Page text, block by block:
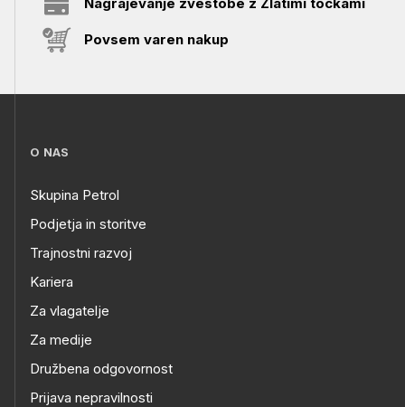
Povsem varen nakup
O NAS
Skupina Petrol
Podjetja in storitve
Trajnostni razvoj
Kariera
Za vlagatelje
Za medije
Družbena odgovornost
Prijava nepravilnosti